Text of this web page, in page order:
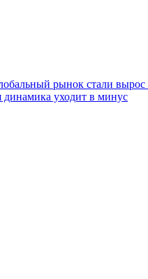
рынок стали
динамика уходит в минус